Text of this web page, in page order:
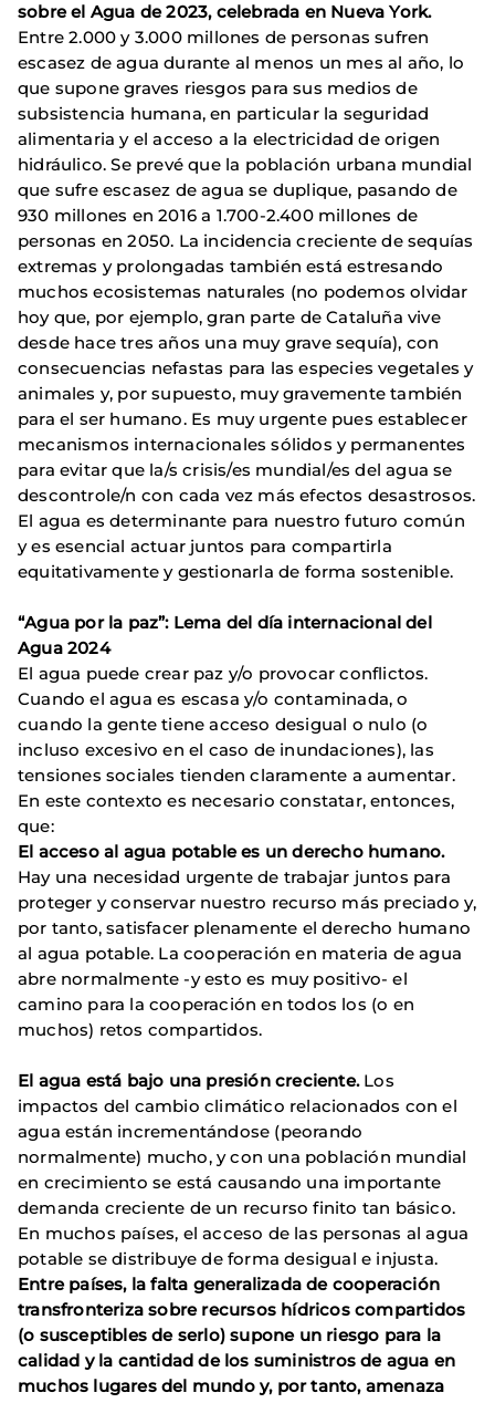
sobre el Agua de 2023, celebrada en Nueva York.
Entre 2.000 y 3.000 millones de personas sufren
escasez de agua durante al menos un mes al año, lo
que supone graves riesgos para sus medios de
subsistencia humana, en particular la seguridad
alimentaria y el acceso a la electricidad de origen
hidráulico. Se prevé que la población urbana mundial
que sufre escasez de agua se duplique, pasando de
930 millones en 2016 a 1.700-2.400 millones de
personas en 2050. La incidencia creciente de sequías
extremas y prolongadas también está estresando
muchos ecosistemas naturales (no podemos olvidar
hoy que, por ejemplo, gran parte de Cataluña vive
desde hace tres años una muy grave sequía), con
consecuencias nefastas para las especies vegetales y
animales y, por supuesto, muy gravemente también
para el ser humano. Es muy urgente pues establecer
mecanismos internacionales sólidos y permanentes
para evitar que la/s crisis/es mundial/es del agua se
descontrole/n con cada vez más efectos desastrosos.
El agua es determinante para nuestro futuro común
y es esencial actuar juntos para compartirla
equitativamente y gestionarla de forma sostenible.
“Agua por la paz”: Lema del día internacional del
Agua 2024
El agua puede crear paz y/o provocar conflictos.
Cuando el agua es escasa y/o contaminada, o
cuando la gente tiene acceso desigual o nulo (o
incluso excesivo en el caso de inundaciones), las
tensiones sociales tienden claramente a aumentar.
En este contexto es necesario constatar, entonces,
que:
El acceso al agua potable es un derecho humano.
Hay una necesidad urgente de trabajar juntos para
proteger y conservar nuestro recurso más preciado y,
por tanto, satisfacer plenamente el derecho humano
al agua potable. La cooperación en materia de agua
abre normalmente -y esto es muy positivo- el
camino para la cooperación en todos los (o en
muchos) retos compartidos.
El agua está bajo una presión creciente.Los
impactos del cambio climático relacionados con el
agua están incrementándose (peorando
normalmente) mucho, y con una población mundial
en crecimiento se está causando una importante
demanda creciente de un recurso finito tan básico.
En muchos países, el acceso de las personas al agua
potable se distribuye de forma desigual e injusta.
Entre países, la falta generalizada de cooperación
transfronteriza sobre recursos hídricos compartidos
(o susceptibles de serlo) supone un riesgo para la
calidad y la cantidad de los suministros de agua en
muchos lugares del mundo y, por tanto, amenaza